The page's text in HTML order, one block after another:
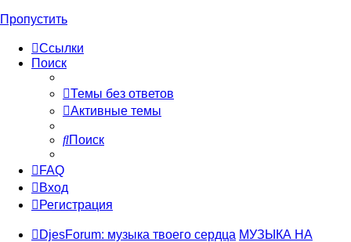
Пропустить
Ссылки
Поиск
Темы без ответов
Активные темы
Поиск
FAQ
Вход
Регистрация
DjesForum: музыка твоего сердца МУЗЫКА НА